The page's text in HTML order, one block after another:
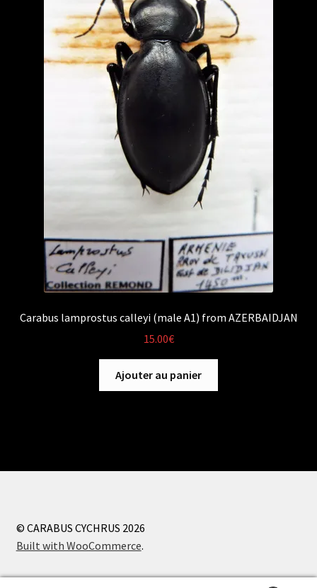
Carabus lamprostus calleyi (male A1) from AZERBAIDJAN
15.00€
Ajouter au panier
© CARABUS CYCHRUS 2026
Built with WooCommerce.